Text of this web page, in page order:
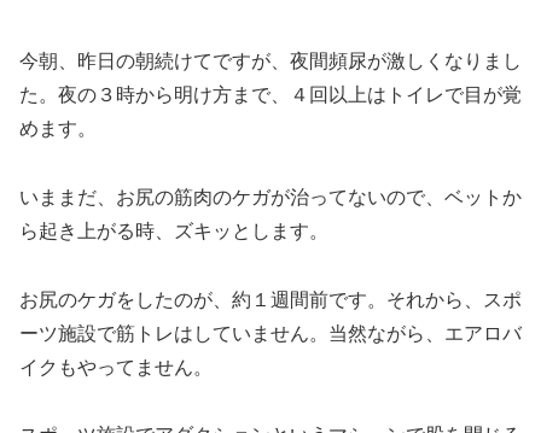
今朝、昨日の朝続けてですが、夜間頻尿が激しくなりまし
た。夜の３時から明け方まで、４回以上はトイレで目が覚
めます。
いままだ、お尻の筋肉のケガが治ってないので、ベットか
ら起き上がる時、ズキッとします。
お尻のケガをしたのが、約１週間前です。それから、スポ
ーツ施設で筋トレはしていません。当然ながら、エアロバ
イクもやってません。